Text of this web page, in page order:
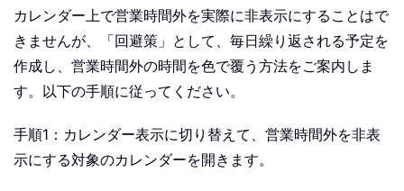
カレンダー上で営業時間外を実際に非表示にすることはで
きませんが、「回避策」として、毎日繰り返される予定を
作成し、営業時間外の時間を色で覆う方法をご案内しま
す。以下の手順に従ってください。
手順1：カレンダー表示に切り替えて、営業時間外を非表
示にする対象のカレンダーを開きます。